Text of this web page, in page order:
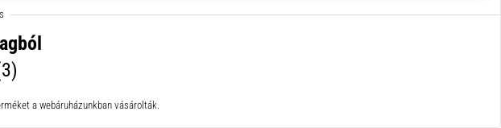
a webáruházunkban vásárolták.